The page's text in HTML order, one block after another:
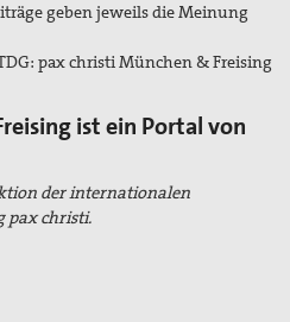
zu TTIP
Friedensbewegung zu TTIP
geben jeweils die Meinung
pax christi München & Freising
ist ein Portal von
der internationalen
pax christi.